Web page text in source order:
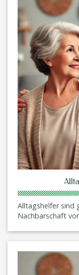
Alltagshelfer sind
Nachbarschaft